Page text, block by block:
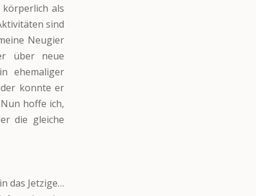
als
sind
Neugier
über neue
ehemaliger
konnte er
hoffe ich,
die gleiche
das Jetzige…